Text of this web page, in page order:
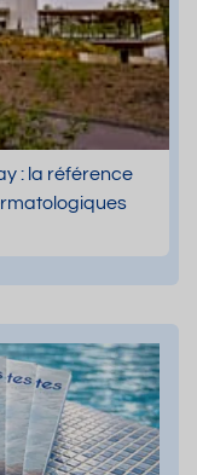
: la référence